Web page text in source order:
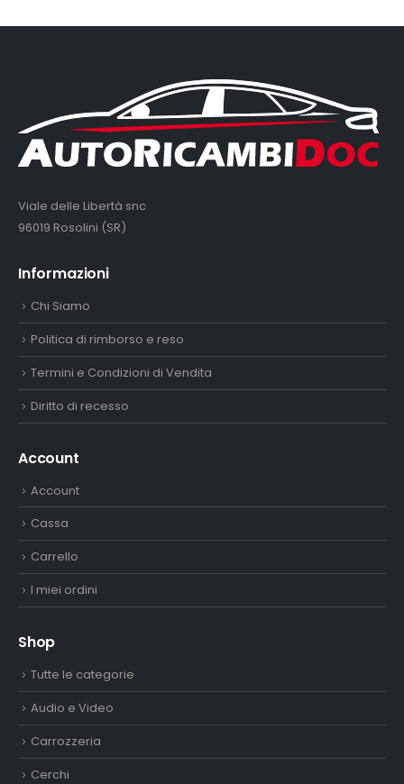
Viale delle Libertà snc
96019 Rosolini (SR)
Informazioni
Chi Siamo
Politica di rimborso e reso
Termini e Condizioni di Vendita
Diritto di recesso
Account
Account
Cassa
Carrello
I miei ordini
Shop
Tutte le categorie
Audio e Video
Carrozzeria
Cerchi